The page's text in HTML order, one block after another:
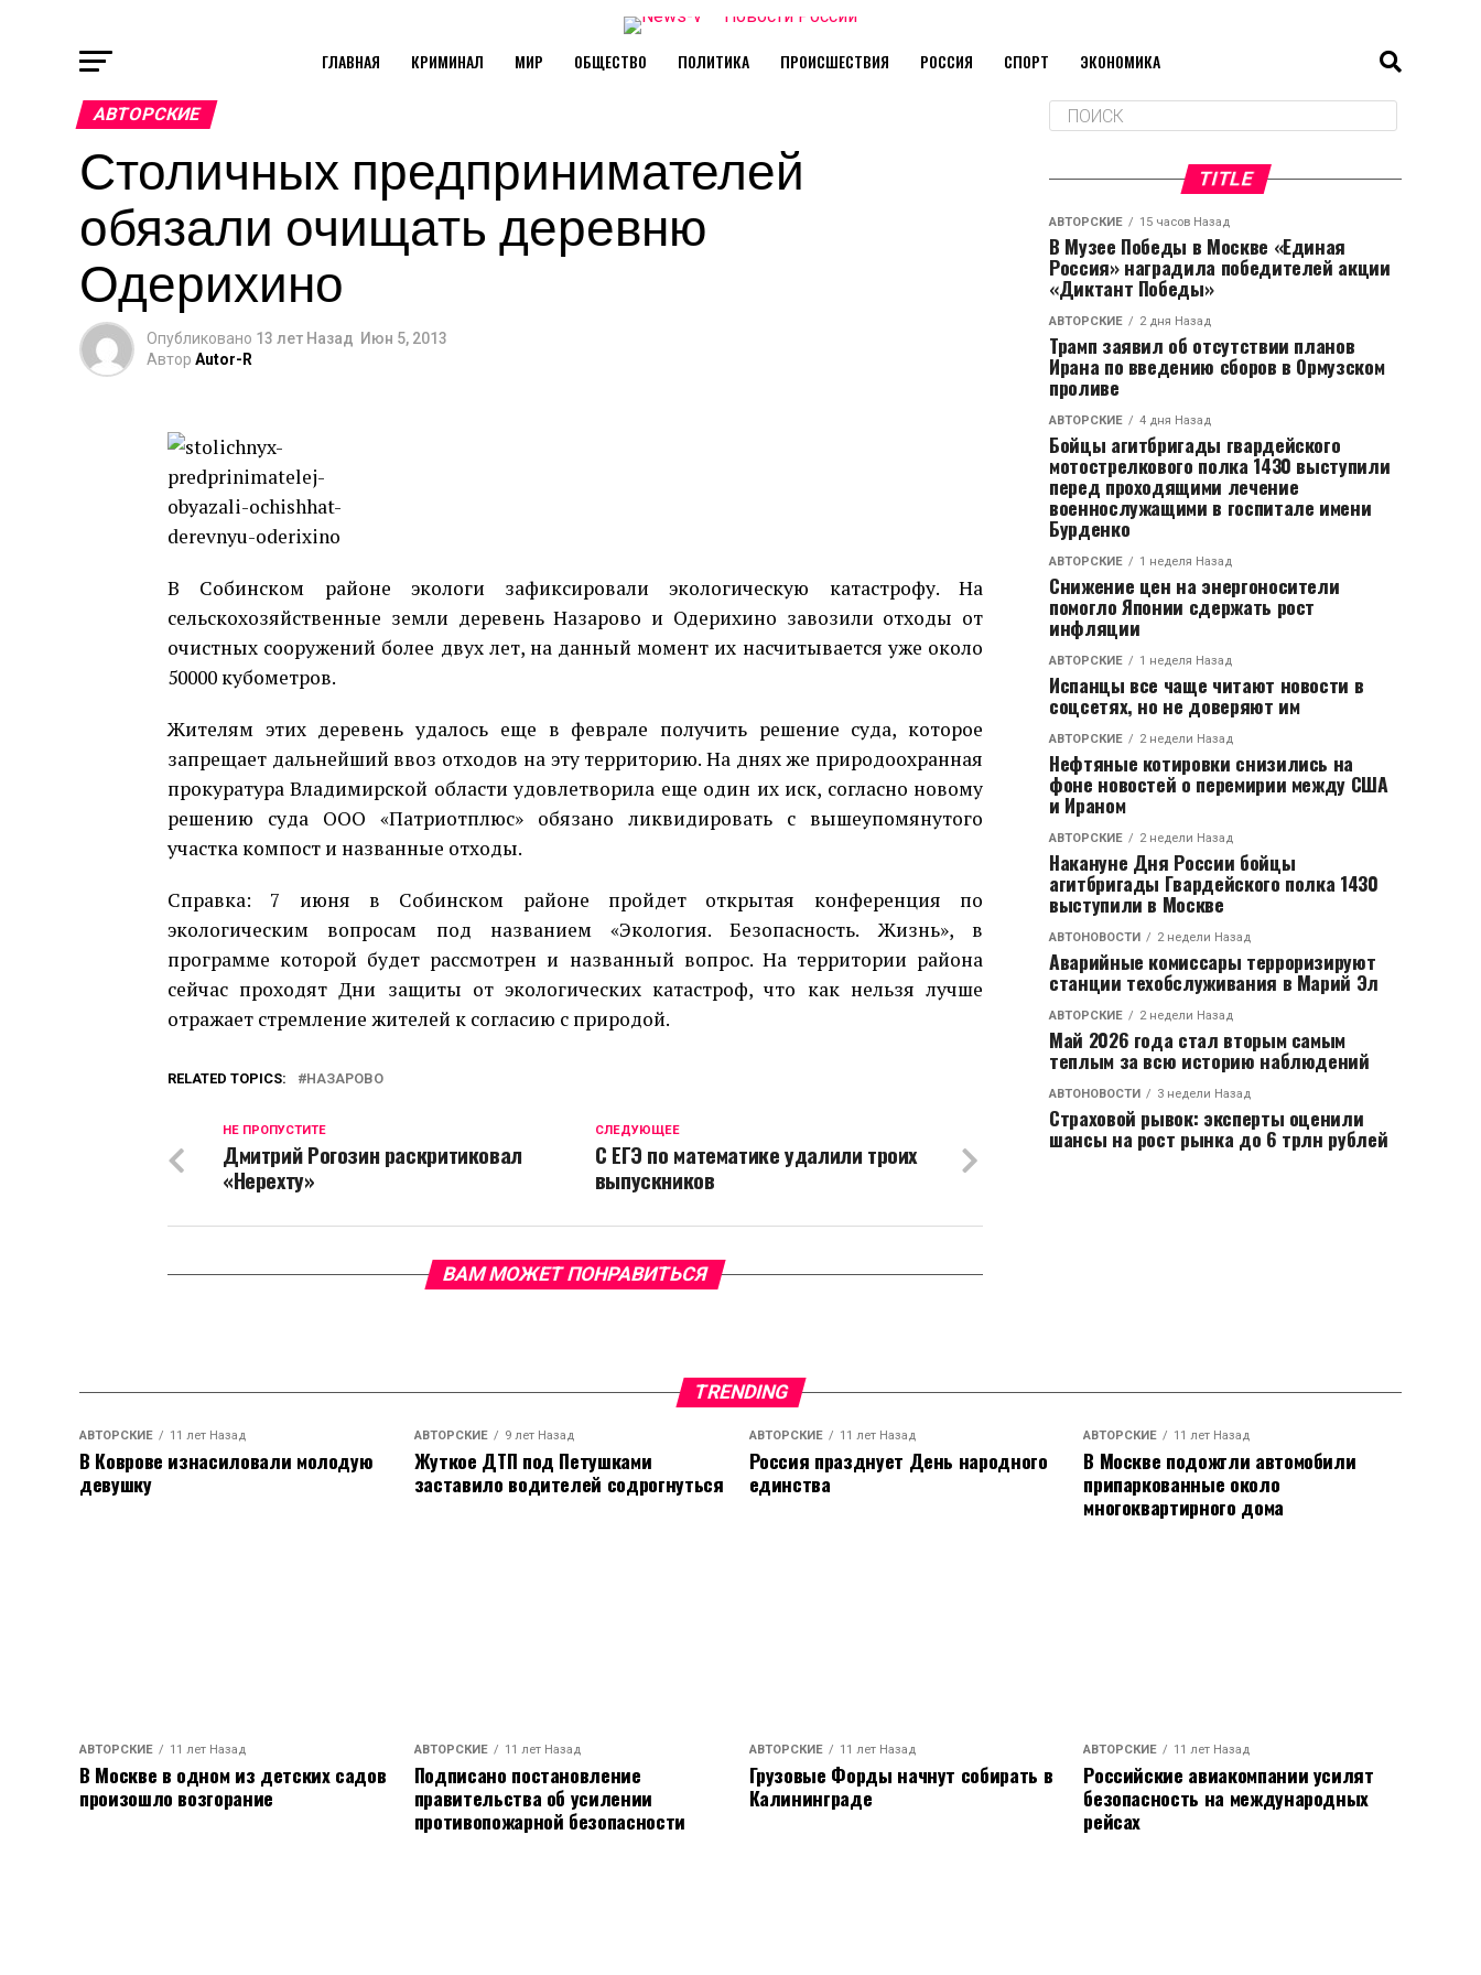
ГЛАВНАЯ КРИМИНАЛ МИР ОБЩЕСТВО ПОЛИТИКА ПРОИСШЕСТВИЯ РОССИЯ СПОРТ ЭКОНОМИКА
АВТОРСКИЕ
Столичных предпринимателей
обязали очищать деревню
Одерихино
Опубликовано 13 лет Назад Июн 5, 2013
Автор Autor-R
В Собинском районе экологи зафиксировали экологическую катастрофу. На
сельскохозяйственные земли деревень Назарово и Одерихино завозили отходы от
очистных сооружений более двух лет, на данный момент их насчитывается уже около
50000 кубометров.
Жителям этих деревень удалось еще в феврале получить решение суда, которое
запрещает дальнейший ввоз отходов на эту территорию. На днях же природоохранная
прокуратура Владимирской области удовлетворила еще один их иск, согласно новому
решению суда ООО «Патриотплюс» обязано ликвидировать с вышеупомянутого
участка компост и названные отходы.
Справка: 7 июня в Собинском районе пройдет открытая конференция по
экологическим вопросам под названием «Экология. Безопасность. Жизнь», в
программе которой будет рассмотрен и названный вопрос. На территории района
сейчас проходят Дни защиты от экологических катастроф, что как нельзя лучше
отражает стремление жителей к согласию с природой.
RELATED TOPICS: НАЗАРОВО
CЛЕДУЮЩЕЕ
С ЕГЭ по математике удалили троих
выпускников
НЕ ПРОПУСТИТЕ
Дмитрий Рогозин раскритиковал
«Нерехту»
ВАМ МОЖЕТ ПОНРАВИТЬСЯ
TITLE
АВТОРСКИЕ 15 часов Назад
В Музее Победы в Москве «Единая
Россия» наградила победителей акции
«Диктант Победы»
АВТОРСКИЕ 2 дня Назад
Трамп заявил об отсутствии планов
Ирана по введению сборов в Ормузском
проливе
АВТОРСКИЕ 4 дня Назад
Бойцы агитбригады гвардейского
мотострелкового полка 1430 выступили
перед проходящими лечение
военнослужащими в госпитале имени
Бурденко
АВТОРСКИЕ 1 неделя Назад
Снижение цен на энергоносители
помогло Японии сдержать рост
инфляции
АВТОРСКИЕ 1 неделя Назад
Испанцы все чаще читают новости в
соцсетях, но не доверяют им
АВТОРСКИЕ 2 недели Назад
Нефтяные котировки снизились на
фоне новостей о перемирии между США
и Ираном
АВТОРСКИЕ 2 недели Назад
Накануне Дня России бойцы
агитбригады Гвардейского полка 1430
выступили в Москве
АВТОНОВОСТИ 2 недели Назад
Аварийные комиссары терроризируют
станции техобслуживания в Марий Эл
АВТОРСКИЕ 2 недели Назад
Май 2026 года стал вторым самым
теплым за всю историю наблюдений
АВТОНОВОСТИ 3 недели Назад
Страховой рывок: эксперты оценили
шансы на рост рынка до 6 трлн рублей
TRENDING
АВТОРСКИЕ 11 лет Назад
В Коврове изнасиловали молодую
девушку
АВТОРСКИЕ 9 лет Назад
Жуткое ДТП под Петушками
заставило водителей содрогнуться
АВТОРСКИЕ 11 лет Назад
Россия празднует День народного
единства
АВТОРСКИЕ 11 лет Назад
В Москве подожгли автомобили
припаркованные около
многоквартирного дома
АВТОРСКИЕ 11 лет Назад
В Москве в одном из детских садов
произошло возгорание
АВТОРСКИЕ 11 лет Назад
Подписано постановление
правительства об усилении
противопожарной безопасности
АВТОРСКИЕ 11 лет Назад
Грузовые Форды начнут собирать в
Калининграде
АВТОРСКИЕ 11 лет Назад
Российские авиакомпании усилят
безопасность на международных
рейсах